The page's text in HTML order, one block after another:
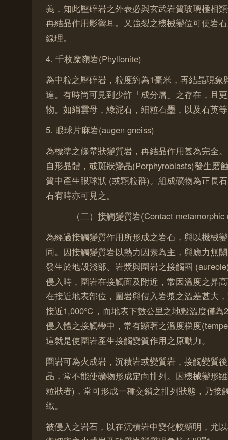
義，知此壓碎岩之外表必與玄武岩質玻璃極相
再結晶作用影響耳。又強裂之機械變位可使岩
線理。
4. 千枚糜嶺岩(Phyllonite)
為中粒之壓碎岩，粒度約為1毫米，再結晶現象
達。有時尚可見到少許「成分層」之存在，且
物。如絹雲母，綠泥石，細粒石墨，以及石英
5. 眼球片麻岩(augen gneiss)
為標準之條帶狀變質岩，再結晶作用甚為完全
自形晶體，或斑狀變晶(Porphyroblasts)發生磨
質中產生眼球狀 (或顆粒群)。組成礦物為正長
石有時亦可見之。
（二）接觸變質岩(Contact metamorphic
為經過接觸變質作用所形成之岩石，與以機械
同。因接觸變質岩以熱力因素為主，與應力無
發生於地殼淺部、岩漿與圍岩之接觸圈
侵入時，圍岩在接觸面及附近，常因溫度之昇
在接近地表部位，圍岩與侵入岩漿之溫差甚大
接近1,000℃，而地表下數公里之地殼溫度僅
侵入體之接觸帶中，常有顯著之溫度梯度
這就是使圍岩產生接觸變質作用之原動力。
圍岩可為火成岩，沉積岩或變質岩，接觸變質
晶，常不能使礦物形成定向排列。因機械變形
粒狀者)，常可形成一種交鎖之排列狀態，乃接
織。
被侵入之岩石，以在沉積岩中變化較顯明，尤